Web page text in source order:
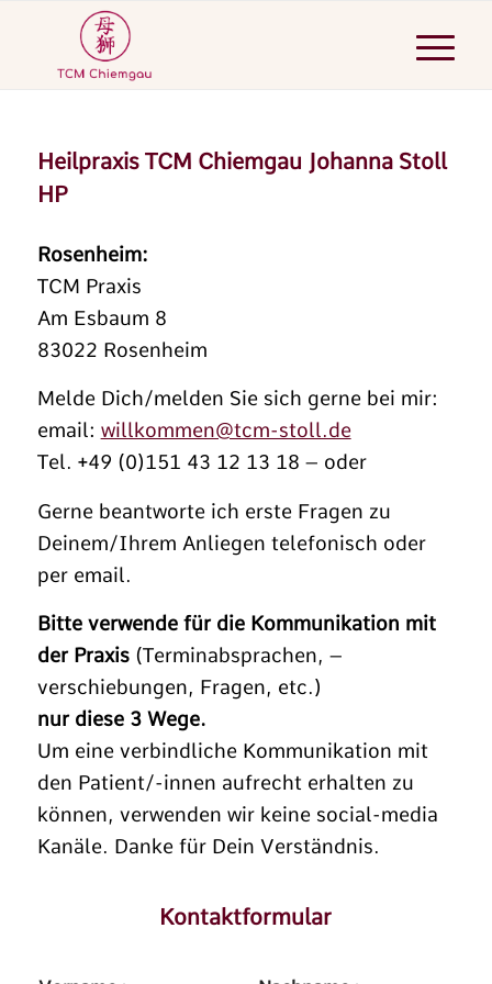
Heilpraxis TCM Chiemgau Johanna Stoll
HP
Rosenheim:
TCM Praxis
Am Esbaum 8
83022 Rosenheim
Melde Dich/melden Sie sich gerne bei mir:
email: willkommen@tcm-stoll.de
Tel. +49 (0)151 43 12 13 18 – oder
Gerne beantworte ich erste Fragen zu
Deinem/Ihrem Anliegen telefonisch oder
per email.
Bitte verwende für die Kommunikation mit
der Praxis (Terminabsprachen, –
verschiebungen, Fragen, etc.)
nur diese 3 Wege.
Um eine verbindliche Kommunikation mit
den Patient/-innen aufrecht erhalten zu
können, verwenden wir keine social-media
Kanäle. Danke für Dein Verständnis.
Kontaktformular